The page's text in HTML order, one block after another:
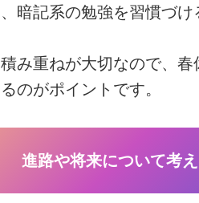
暗記系の勉強を習慣づけ
み重ねが大切なので、
のがポイントです。
進路や将来について考